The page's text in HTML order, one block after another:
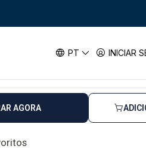
PT INICIAR
12,8mm DPS8016 DEWALT
12,8mm
AGORA